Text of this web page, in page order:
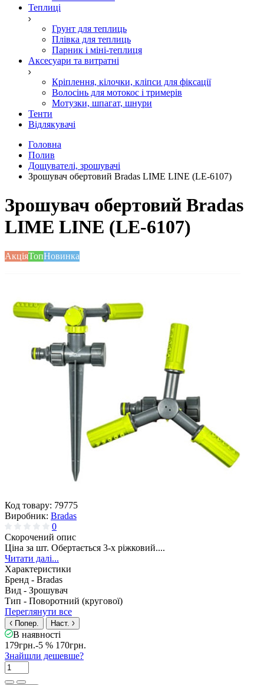
Теплиці
Грунт для теплиць
Плівка для теплиць
Парник і міні-теплиця
Аксесуари та витратні
Кріплення, кілочки, кліпси для фіксації
Волосінь для мотокос і тримерів
Мотузки, шпагат, шнури
Тенти
Відлякувачі
Головна
Полив
Дощувателі, зрошувачі
Зрошувач обертовий Bradas LIME LINE (LE-6107)
Зрошувач обертовий Bradas
LIME LINE (LE-6107)
АкціяТопНовинка
Код товару: 79775
Виробник: Bradas
0
Скорочений опис
Ціна за шт. Обертається 3-х ріжковий....
Читати далі...
Характеристики
Бренд - Bradas
Вид - Зрошувач
Тип - Поворотний (кругової)
Переглянути все
Попер. Наст.
В наявності
179грн.-5 % 170грн.
Знайшли дешевше?